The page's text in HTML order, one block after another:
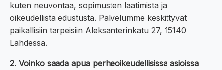
kuten neuvontaa, sopimusten laatimista ja
oikeudellista edustusta. Palvelumme keskittyvät
paikallisiin tarpeisiin Aleksanterinkatu 27, 15140
Lahdessa.
2. Voinko saada apua perheoikeudellisissa asioissa